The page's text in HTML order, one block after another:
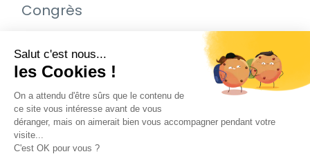
Congrès
Remise de prix – Awards
Journée Portes Ouvertes (JPO)